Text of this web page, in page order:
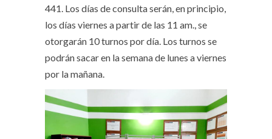
441. Los días de consulta serán, en principio,
los días viernes a partir de las 11 am., se
otorgarán 10 turnos por día. Los turnos se
podrán sacar en la semana de lunes a viernes
por la mañana.